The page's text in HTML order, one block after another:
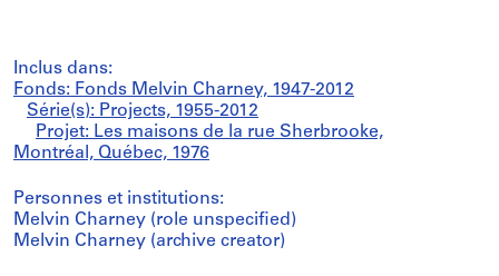
Inclus dans:
Fonds: Fonds Melvin Charney, 1947-2012
Série(s): Projects, 1955-2012
Projet: Les maisons de la rue Sherbrooke,
Montréal, Québec, 1976
Personnes et institutions:
Melvin Charney (role unspecified)
Melvin Charney (archive creator)